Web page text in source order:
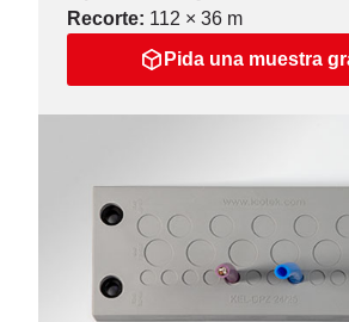
Recorte: 112 × 36 m
Pida una muestra